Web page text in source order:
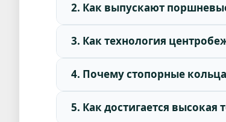
2. Как выпускают
3. Как технология
4. Почему стопорные
5. Как достигается